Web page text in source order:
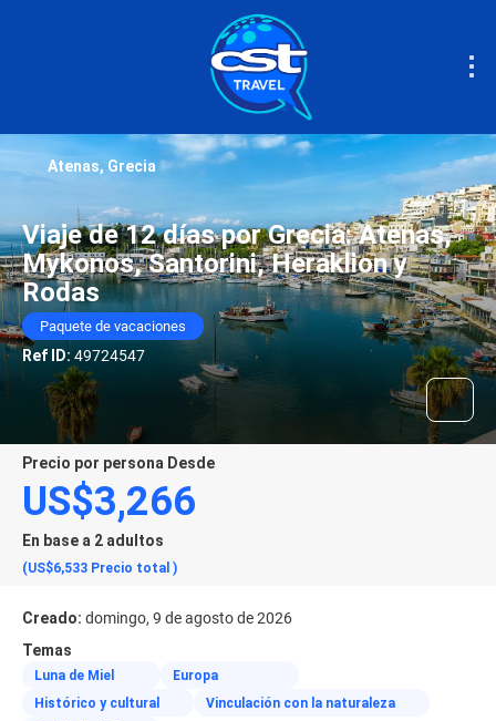
Viaje de 12 días por Grecia: Atenas,
Mykonos, Santorini, Heraklion y
Rodas
Paquete de vacaciones
Ref ID: 49724547
Atenas, Grecia
precio por persona Desde
US$3,266
En base a 2 adultos
(US$6,533 Precio total )
Creado: domingo, 9 de agosto de 2026
Temas
Luna de Miel
Europa
Histórico y cultural
Vinculación con la naturaleza